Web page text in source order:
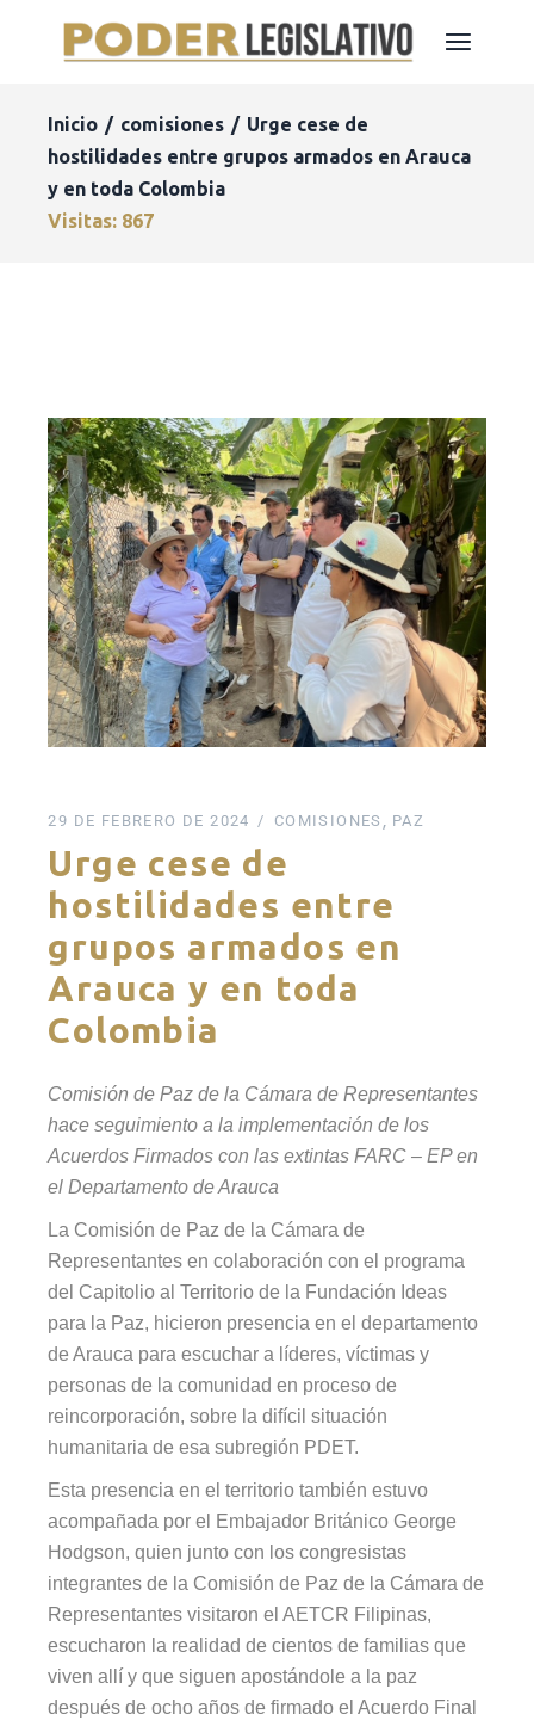
Inicio comisiones
Urge cese de
hostilidades entre grupos armados en Arauca
y en toda Colombia
Visitas: 867
29 DE FEBRERO DE 2024 COMISIONES PAZ
Urge cese de
hostilidades entre
grupos armados en
Arauca y en toda
Colombia
Comisión de Paz de la Cámara de Representantes
hace seguimiento a la implementación de los
Acuerdos Firmados con las extintas FARC – EP en
el Departamento de Arauca
La Comisión de Paz de la Cámara de
Representantes en colaboración con el programa
del Capitolio al Territorio de la Fundación Ideas
para la Paz, hicieron presencia en el departamento
de Arauca para escuchar a líderes, víctimas y
personas de la comunidad en proceso de
reincorporación, sobre la difícil situación
humanitaria de esa subregión PDET.
Esta presencia en el territorio también estuvo
acompañada por el Embajador Británico George
Hodgson, quien junto con los congresistas
integrantes de la Comisión de Paz de la Cámara de
Representantes visitaron el AETCR Filipinas,
escucharon la realidad de cientos de familias que
viven allí y que siguen apostándole a la paz
después de ocho años de firmado el Acuerdo Final